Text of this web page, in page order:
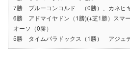
7勝 ブルーコンコルド （0勝）、カネヒキ
6勝 アドマイヤドン（1勝)(+芝1勝）スマ
オーソ（0勝）
5勝 タイムパラドックス（1勝） アジュデ